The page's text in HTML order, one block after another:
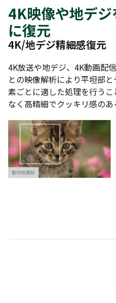
4K映像や地デ
に復元
4K/地デジ精細感復元
4K放送や地デジ、4K動画配
との映像解析により平坦部
素ごとに適した処理を行う
なく高精細でクッキリ感のあ